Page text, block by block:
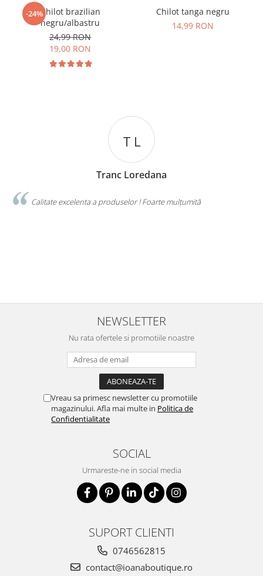
-24%Chilot brazilian
negru/albastru
24,99 RON
19,00 RON
Chilot tanga negru
14,99 RON
T L
Tranc Loredana
Calitate excelenta a produselor ! Foarte mulțumită
NEWSLETTER
Nu rata ofertele si promotiile noastre
Vreau sa primesc newsletter cu promotiile
magazinului. Afla mai multe in Politica de
Confidentialitate
SOCIAL
Urmareste-ne in social media
SUPORT CLIENTI
0746562815
contact@ioanaboutique.ro